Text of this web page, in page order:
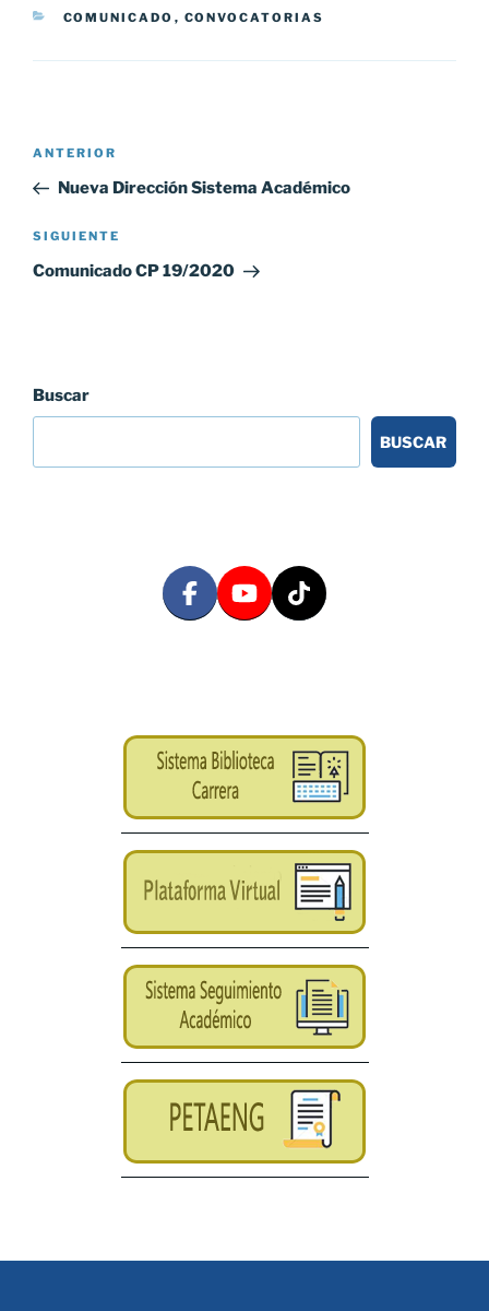
CATEGORÍAS
COMUNICADO , CONVOCATORIAS
Navegación
entradas
Entrada
anterior:
ANTERIOR
Nueva Dirección Sistema Académico
Siguiente
entrada
SIGUIENTE
Comunicado CP 19/2020
Buscar
BUSCAR